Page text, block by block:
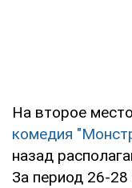
На второе
комедия
назад
За период 26-